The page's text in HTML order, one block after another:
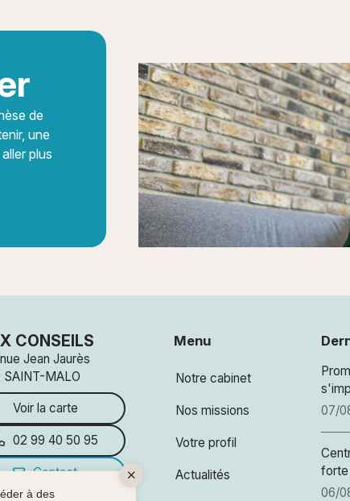
de
une
plus
CONSEILS
Jean Jaurès
MALO
Voir la carte
02 99 40 50 95
Contact
Menu
Notre cabinet
Nos missions
Votre profil
Actualités
07/
forte
06/
à des